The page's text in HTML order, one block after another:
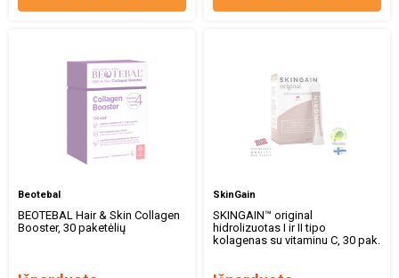
Beotebal
BEOTEBAL Hair & Skin Collagen
Booster, 30 paketėlių
SkinGain
SKINGAIN™ original
hidrolizuotas I ir II tipo
kolagenas su vitaminu C, 30 pak.